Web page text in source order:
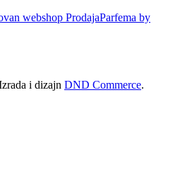
i dizajn DND Commerce.